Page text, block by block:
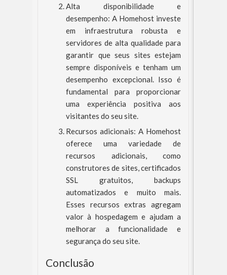
Alta disponibilidade e
desempenho: A Homehost investe
em infraestrutura robusta e
servidores de alta qualidade para
garantir que seus sites estejam
sempre disponíveis e tenham um
desempenho excepcional. Isso é
fundamental para proporcionar
uma experiência positiva aos
visitantes do seu site.
Recursos adicionais: A Homehost
oferece uma variedade de
recursos adicionais, como
construtores de sites, certificados
SSL gratuitos, backups
automatizados e muito mais.
Esses recursos extras agregam
valor à hospedagem e ajudam a
melhorar a funcionalidade e
segurança do seu site.
Conclusão